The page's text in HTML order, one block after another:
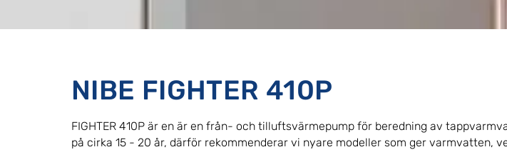
NIBE FIGHTER 410P
FIGHTER 410P är en är en från- och tilluftsvärmepump för beredning av
på cirka 15 - 20 år, därför rekommenderar vi nyare modeller som ger varmvatten,